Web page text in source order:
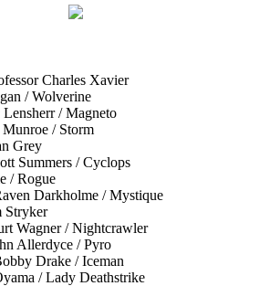
Charles Xavier
/ Wolverine
/ Magneto
/ Storm
Grey
Summers / Cyclops
/ Rogue
Darkholme / Mystique
Stryker
Wagner / Nightcrawler
Allerdyce / Pyro
Drake / Iceman
/ Lady Deathstrike